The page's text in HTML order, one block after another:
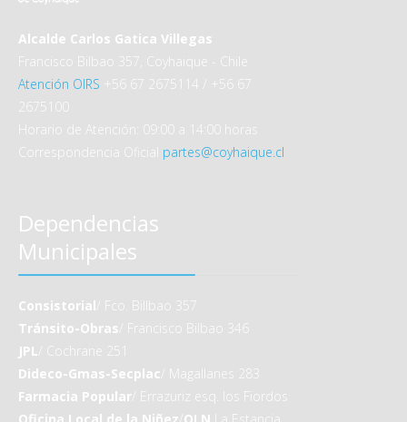
Alcalde Carlos Gatica Villegas
Francisco Bilbao 357, Coyhaique - Chile
Atención OIRS +56 67 2675114 / +56 67
2675100
Horario de Atención: 09:00 a 14:00 horas
Correspondencia Oficial partes@coyhaique.cl
Dependencias
Municipales
Consistorial / Fco. Billbao 357
Tránsito-Obras / Francisco Bilbao 346
JPL / Cochrane 251
Dideco-Gmas-Secplac / Magallanes 283
Farmacia Popular / Errazuriz esq. los Fiordos